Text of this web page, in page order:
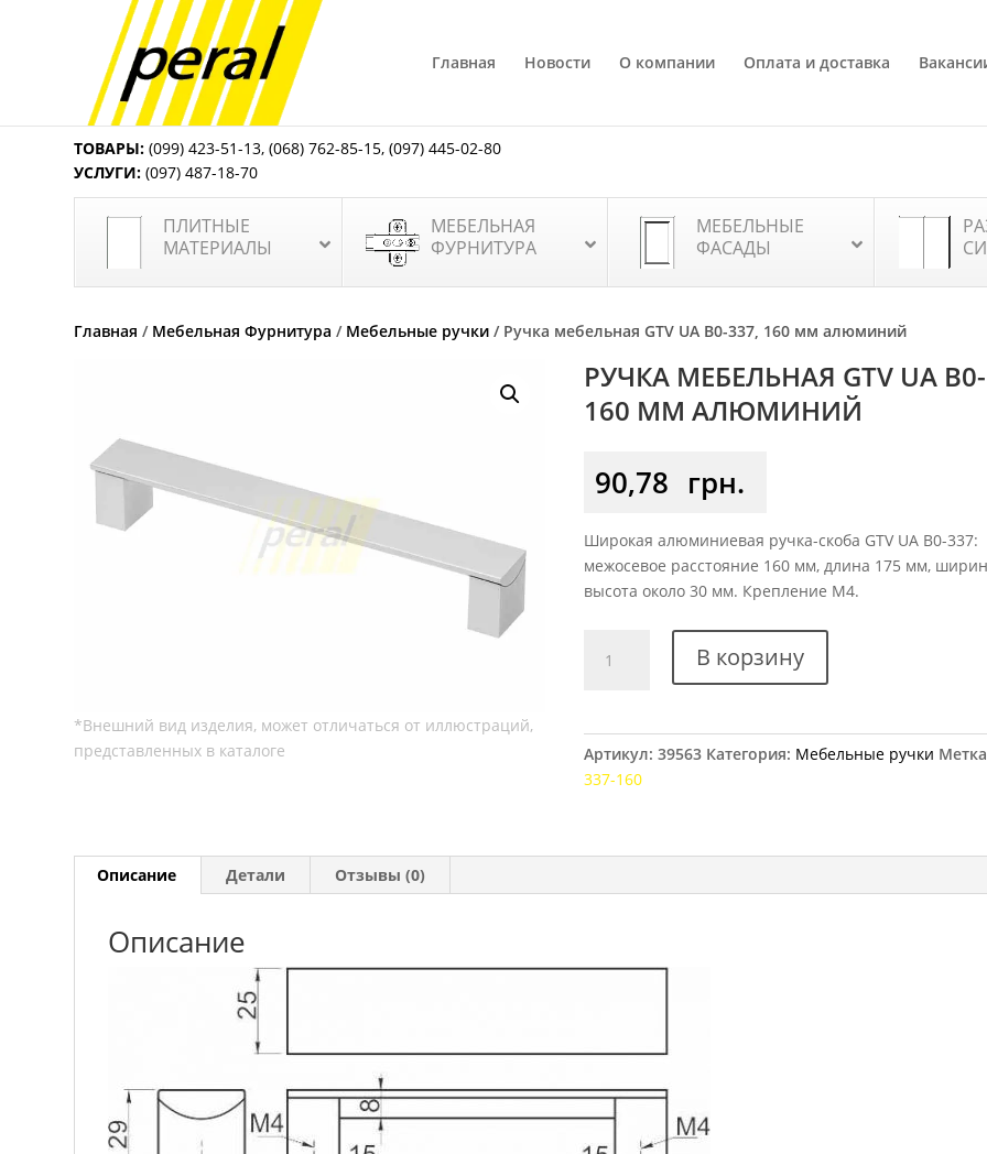
Главная Новости О компании Оплата и доставка
ТОВАРЫ: (099) 423-51-13,(068) 762-85-15,(097) 445-02-80
УСЛУГИ: (097) 487-18-70
ПЛИТНЫЕ
МАТЕРИАЛЫ
МЕБЕЛЬНАЯ
ФУРНИТУРА
МЕБЕЛЬНЫЕ
ФАСАДЫ
Главная / Мебельная Фурнитура / Мебельные ручки / Ручка мебельная GTV UA B0-337, 160 мм алюминий
РУЧКА МЕБЕЛЬНАЯ GTV UA
160 ММ АЛЮМИНИЙ
90,78 грн.
Широкая алюминиевая ручка-скоба GTV UA B0-337:
межосевое расстояние 160 мм, длина 175 мм,
высота около 30 мм. Крепление M4.
товара
UA
алюминий
В корзину
Артикул:39563 Категория: Мебельные ручки
337-160
Описание Детали Отзывы (0)
Описание